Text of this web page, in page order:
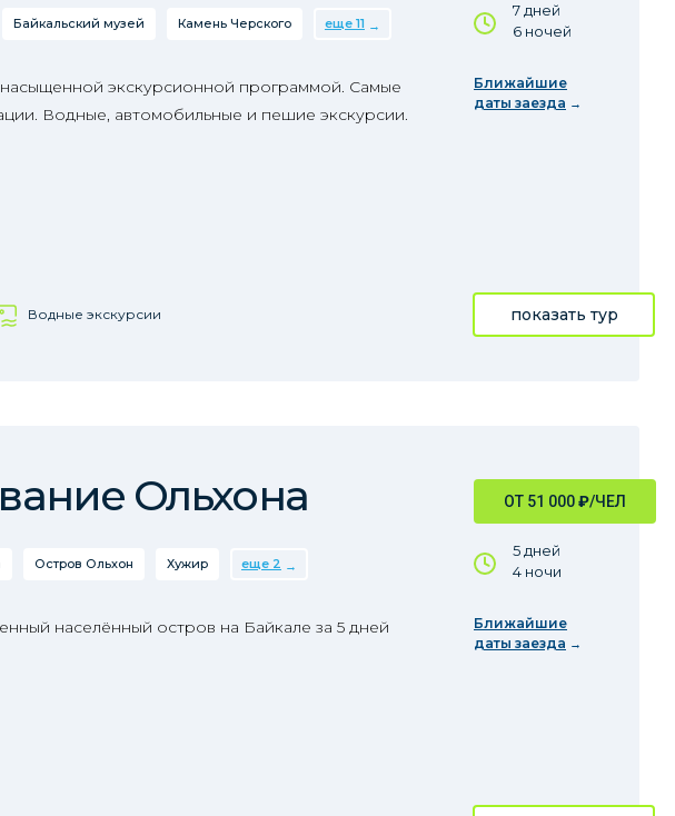
7 дней
6 ночей
Ближайшие
даты заезда
Байкальский музей Камень Черского еще 11
насыщенной экскурсионной программой. Самые
Водные, автомобильные и пешие экскурсии.
Водные экскурсии показать тур
ОТ 51 000₽/ЧЕЛ
5 дней
4 ночи
Ближайшие
даты заезда
Ольхона
Остров Ольхон Хужир еще 2
населённый остров на Байкале за 5 дней